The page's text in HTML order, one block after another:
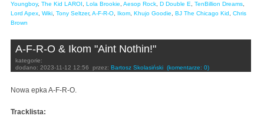
Youngboy, The Kid LAROI Lola Brookie Aesop Rock D Double E TenBillion Dreams
Lord Apex Wiki Tony Seltzer, A-F-R-O Ikom Khujo Goodie BJ The Chicago Kid
Chris
Brown
A-F-R-O & Ikom "Aint Nothin!"
kategorie:
dodano: 2023-11-12 12:56 przez: Bartosz Skolasiński (komentarze: 0)
Nowa epka A-F-R-O.
Tracklista: